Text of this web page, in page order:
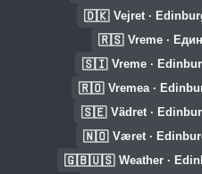
🇩🇰 Vejret ·
🇷🇸 Vreme ·
🇸🇮 Vreme ·
🇷🇴 Vremea ·
🇸🇪 Vädret ·
🇳🇴 Været ·
🇬🇧🇺🇸 Weather ·